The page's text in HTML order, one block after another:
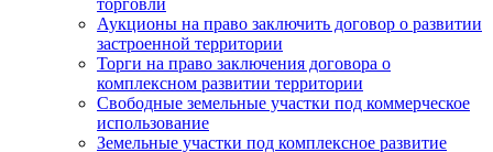
торговли
Аукционы на право заключить договор о развитии
застроенной территории
Торги на право заключения договора о
комплексном развитии территории
Свободные земельные участки под коммерческое
использование
Земельные участки под комплексное развитие